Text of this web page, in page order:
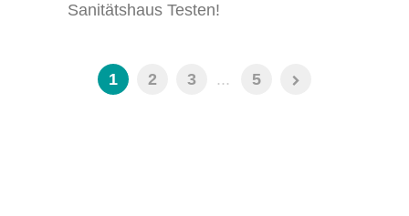
Sanitätshaus Testen!
1 2 3 ... 5